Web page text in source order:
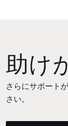
助け
さらにサポート
さい。